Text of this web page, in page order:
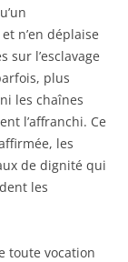
n’en déplaise
sur l’esclavage
plus
les chaînes
l’affranchi. Ce
les
de dignité qui
les
toute vocation